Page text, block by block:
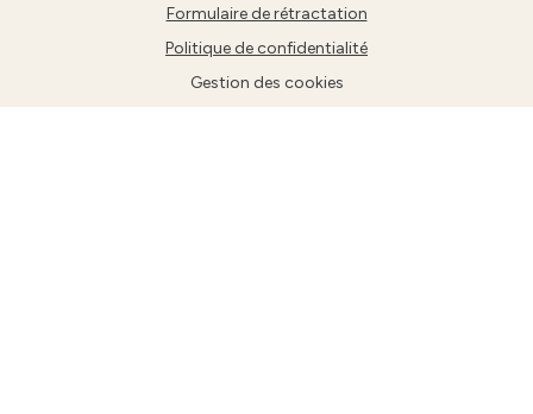
Formulaire de rétractation
Politique de confidentialité
Gestion des cookies